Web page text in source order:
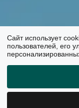
Cайт использует
пользователей, его